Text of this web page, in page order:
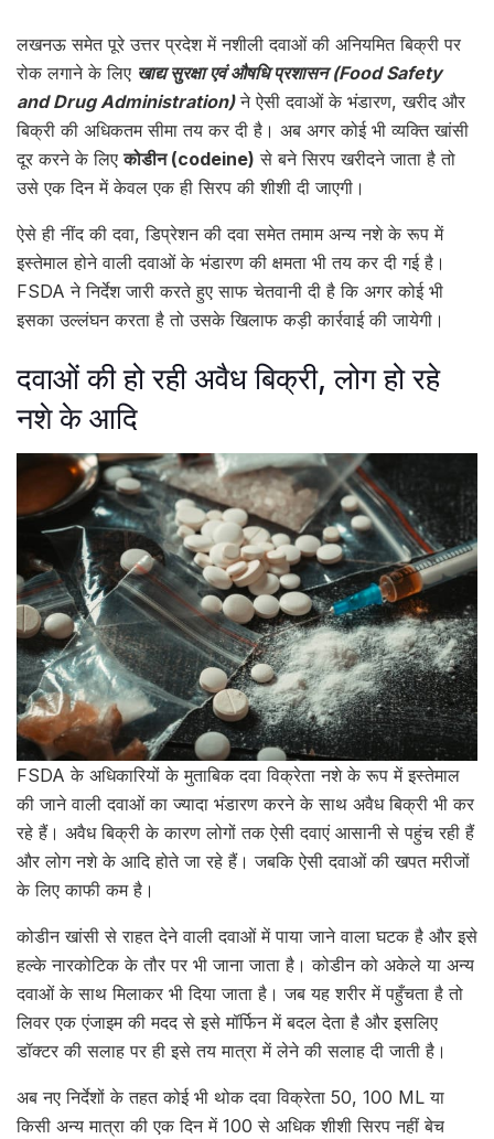
लखनऊ समेत पूरे उत्तर प्रदेश में नशीली दवाओं की अनियमित बिक्री पर
रोक लगाने के लिए खाद्य सुरक्षा एवं औषधि प्रशासन (Food Safety
and Drug Administration)ने ऐसी दवाओं के भंडारण, खरीद और
बिक्री की अधिकतम सीमा तय कर दी है। अब अगर कोई भी व्यक्ति खांसी
दूर करने के लिएकोडीन (codeine) से बने सिरप खरीदने जाता है तो
उसे एक दिन में केवल एक ही सिरप की शीशी दी जाएगी।
ऐसे ही नींद की दवा, डिप्रेशन की दवा समेत तमाम अन्य नशे के रूप में
इस्तेमाल होने वाली दवाओं के भंडारण की क्षमता भी तय कर दी गई है।
FSDA ने निर्देश जारी करते हुए साफ चेतवानी दी है कि अगर कोई भी
इसका उल्लंघन करता है तो उसके खिलाफ कड़ी कार्रवाई की जायेगी।
दवाओं की हो रही अवैध बिक्री, लोग हो रहे
नशे के आदि
FSDA के अधिकारियों के मुताबिक दवा विक्रेता नशे के रूप में इस्तेमाल
की जाने वाली दवाओं का ज्यादा भंडारण करने के साथ अवैध बिक्री भी कर
रहे हैं। अवैध बिक्री के कारण लोगों तक ऐसी दवाएं आसानी से पहुंच रही हैं
और लोग नशे के आदि होते जा रहे हैं। जबकि ऐसी दवाओं की खपत मरीजों
के लिए काफी कम है।
कोडीन खांसी से राहत देने वाली दवाओं में पाया जाने वाला घटक है और इसे
हल्के नारकोटिक के तौर पर भी जाना जाता है। कोडीन को अकेले या अन्य
दवाओं के साथ मिलाकर भी दिया जाता है। जब यह शरीर में पहुँचता है तो
लिवर एक एंजाइम की मदद से इसे मॉर्फिन में बदल देता है और इसलिए
डॉक्टर की सलाह पर ही इसे तय मात्रा में लेने की सलाह दी जाती है।
अब नए निर्देशों के तहत कोई भी थोक दवा विक्रेता 50, 100 ML या
किसी अन्य मात्रा की एक दिन में 100 से अधिक शीशी सिरप नहीं बेच